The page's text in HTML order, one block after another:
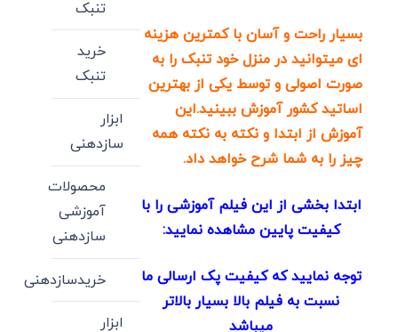
بسیار راحت و آسان با کمترین هزینه
ای میتوانید در منزل خود تنبک را به
صورت اصولی و توسط یکی از بهترین
اساتید کشور آموزش ببینید.این
آموزش از ابتدا و نکته به نکته همه
چیز را به شما شرح خواهد داد.
ابتدا بخشی از این فیلم آموزشی را با
کیفیت پایین مشاهده نمایید:
توجه نمایید که کیفیت پک ارسالی ما
نسبت به فیلم بالا بسیار بالاتر
میباشد
تنبک
خرید
تنبک
ابزار
سازدهنی
محصولات
آموزشی
سازدهنی
خریدسازدهنی
ابزار